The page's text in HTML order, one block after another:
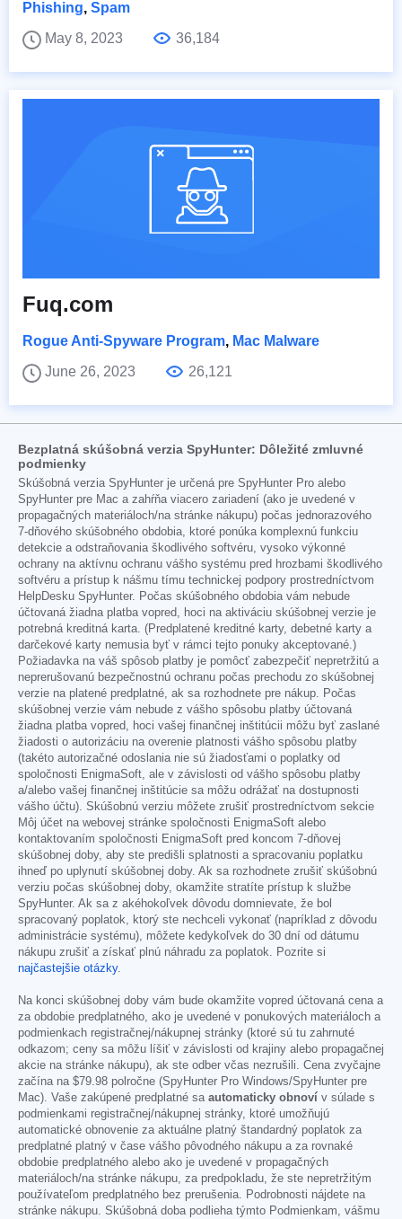
Phishing, Spam
May 8, 2023
36,184
Fuq.com
Rogue Anti-Spyware Program, Mac Malware
June 26, 2023
26,121
Bezplatná skúšobná verzia SpyHunter: Dôležité zmluvné
podmienky
Skúšobná verzia SpyHunter je určená pre SpyHunter Pro alebo
SpyHunter pre Mac a zahŕňa viacero zariadení (ako je uvedené v
propagačných materiáloch/na stránke nákupu) počas jednorazového
7-dňového skúšobného obdobia, ktoré ponúka komplexnú funkciu
detekcie a odstraňovania škodlivého softvéru, vysoko výkonné
ochrany na aktívnu ochranu vášho systému pred hrozbami škodlivého
softvéru a prístup k nášmu tímu technickej podpory prostredníctvom
HelpDesku SpyHunter. Počas skúšobného obdobia vám nebude
účtovaná žiadna platba vopred, hoci na aktiváciu skúšobnej verzie je
potrebná kreditná karta. (Predplatené kreditné karty, debetné karty a
darčekové karty nemusia byť v rámci tejto ponuky akceptované.)
Požiadavka na váš spôsob platby je pomôcť zabezpečiť nepretržitú a
neprerušovanú bezpečnostnú ochranu počas prechodu zo skúšobnej
verzie na platené predplatné, ak sa rozhodnete pre nákup. Počas
skúšobnej verzie vám nebude z vášho spôsobu platby účtovaná
žiadna platba vopred, hoci vašej finančnej inštitúcii môžu byť zaslané
žiadosti o autorizáciu na overenie platnosti vášho spôsobu platby
(takéto autorizačné odoslania nie sú žiadosťami o poplatky od
spoločnosti EnigmaSoft, ale v závislosti od vášho spôsobu platby
a/alebo vašej finančnej inštitúcie sa môžu odrážať na dostupnosti
vášho účtu). Skúšobnú verziu môžete zrušiť prostredníctvom sekcie
Môj účet na webovej stránke spoločnosti EnigmaSoft alebo
kontaktovaním spoločnosti EnigmaSoft pred koncom 7-dňovej
skúšobnej doby, aby ste predišli splatnosti a spracovaniu poplatku
ihneď po uplynutí skúšobnej doby. Ak sa rozhodnete zrušiť skúšobnú
verziu počas skúšobnej doby, okamžite stratíte prístup k službe
SpyHunter. Ak sa z akéhokoľvek dôvodu domnievate, že bol
spracovaný poplatok, ktorý ste nechceli vykonať (napríklad z dôvodu
administrácie systému), môžete kedykoľvek do 30 dní od dátumu
nákupu zrušiť a získať plnú náhradu za poplatok. Pozrite si
najčastejšie otázky.
Na konci skúšobnej doby vám bude okamžite vopred účtovaná cena a
za obdobie predplatného, ako je uvedené v ponukových materiáloch a
podmienkach registračnej/nákupnej stránky (ktoré sú tu zahrnuté
odkazom; ceny sa môžu líšiť v závislosti od krajiny alebo propagačnej
akcie na stránke nákupu), ak ste odber včas nezrušili. Cena zvyčajne
začína na $79.98 polročne (SpyHunter Pro Windows/SpyHunter pre
Mac). Vaše zakúpené predplatné sa automaticky obnoví v súlade s
podmienkami registračnej/nákupnej stránky, ktoré umožňujú
automatické obnovenie za aktuálne platný štandardný poplatok za
predplatné platný v čase vášho pôvodného nákupu a za rovnaké
obdobie predplatného alebo ako je uvedené v propagačných
materiáloch/na stránke nákupu, za predpokladu, že ste nepretržitým
používateľom predplatného bez prerušenia. Podrobnosti nájdete na
stránke nákupu. Skúšobná doba podlieha týmto Podmienkam, vášmu